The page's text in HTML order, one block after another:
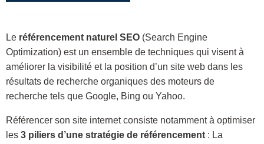
Le référencement naturel SEO (Search Engine
Optimization) est un ensemble de techniques qui visent à
améliorer la visibilité et la position d’un site web dans les
résultats de recherche organiques des moteurs de
recherche tels que Google, Bing ou Yahoo.
Référencer son site internet consiste notamment à optimiser
les 3 piliers d’une stratégie de référencement : La